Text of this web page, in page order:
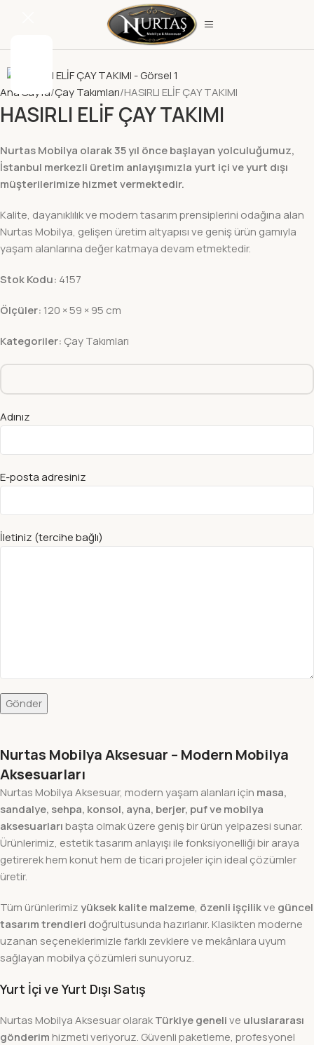
Ana Sayfa Çay Takımları HASIRLI ELİF ÇAY TAKIMI
HASIRLI ELİF ÇAY TAKIMI
Nurtas Mobilya olarak 35 yıl önce başlayan yolculuğumuz,
İstanbul merkezli üretim anlayışımızla yurt içi ve yurt dışı
müşterilerimize hizmet vermektedir.
Kalite, dayanıklılık ve modern tasarım prensiplerini odağına alan
Nurtas Mobilya, gelişen üretim altyapısı ve geniş ürün gamıyla
yaşam alanlarına değer katmaya devam etmektedir.
Stok Kodu: 4157
Ölçüler: 120 × 59 × 95 cm
Kategoriler: Çay Takımları
Adınız
E-posta adresiniz
İletiniz (tercihe bağlı)
Nurtas Mobilya Aksesuar – Modern Mobilya
Aksesuarları
Nurtas Mobilya Aksesuar, modern yaşam alanları için masa,
sandalye, sehpa, konsol, ayna, berjer, puf ve mobilya
aksesuarlarıbaşta olmak üzere geniş bir ürün yelpazesi sunar.
Ürünlerimiz, estetik tasarım anlayışı ile fonksiyonelliği bir araya
getirerek hem konut hem de ticari projeler için ideal çözümler
üretir.
Tüm ürünlerimizyüksek kalite malzeme, özenli işçilikve güncel
tasarım trendleri doğrultusunda hazırlanır. Klasikten moderne
uzanan seçeneklerimizle farklı zevklere ve mekânlara uyum
sağlayan mobilya çözümleri sunuyoruz.
Yurt İçi ve Yurt Dışı Satış
Nurtas Mobilya Aksesuar olarakTürkiye genelive uluslararası
gönderim hizmeti veriyoruz. Güvenli paketleme, profesyonel